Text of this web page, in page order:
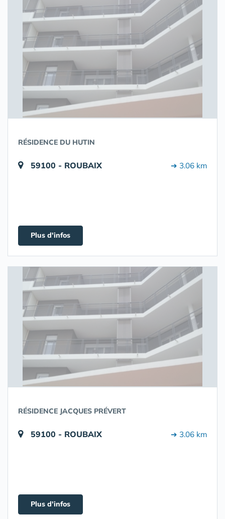
RÉSIDENCE DU HUTIN
59100 - ROUBAIX ➔ 3.06 km
Plus d'infos
RÉSIDENCE JACQUES PRÉVERT
59100 - ROUBAIX ➔ 3.06 km
Plus d'infos